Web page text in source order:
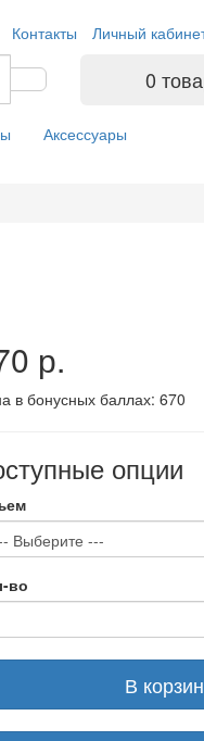
Контакты Личный
0
Аксессуары
р.
в бонусных баллах: 670
опции
во
В